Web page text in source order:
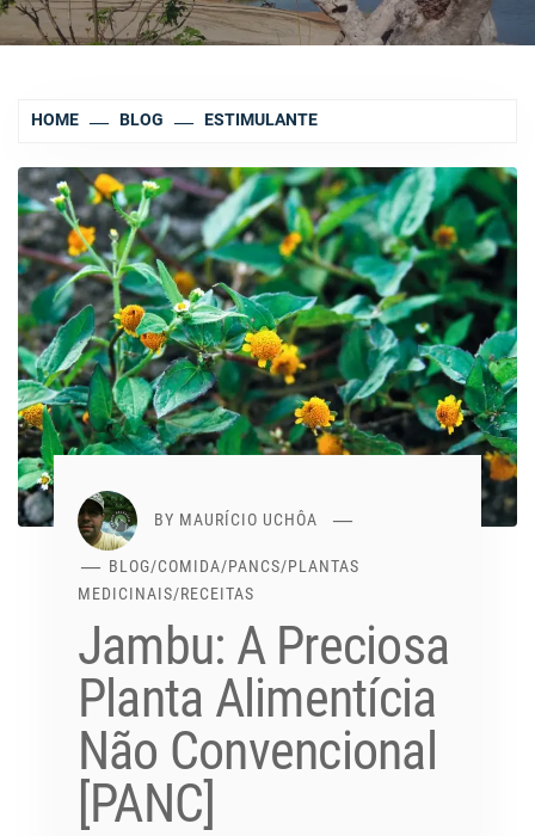
HOME BLOG ESTIMULANTE
BY MAURÍCIO UCHÔA
BLOG/COMIDA/PANCS/PLANTAS
MEDICINAIS/RECEITAS
Jambu: A Preciosa
Planta Alimentícia
Não Convencional
[PANC]